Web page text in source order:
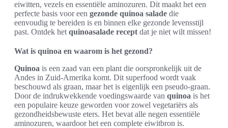
eiwitten, vezels en essentiële aminozuren. Dit maakt het een
perfecte basis voor een gezonde quinoa salade die
eenvoudig te bereiden is en binnen elke gezonde levensstijl
past. Ontdek het quinoasalade recept dat je niet wilt missen!
Wat is quinoa en waarom is het gezond?
Quinoa is een zaad van een plant die oorspronkelijk uit de
Andes in Zuid-Amerika komt. Dit superfood wordt vaak
beschouwd als graan, maar het is eigenlijk een pseudo-graan.
Door de indrukwekkende voedingswaarde van quinoa is het
een populaire keuze geworden voor zowel vegetariërs als
gezondheidsbewuste eters. Het bevat alle negen essentiële
aminozuren, waardoor het een complete eiwitbron is.